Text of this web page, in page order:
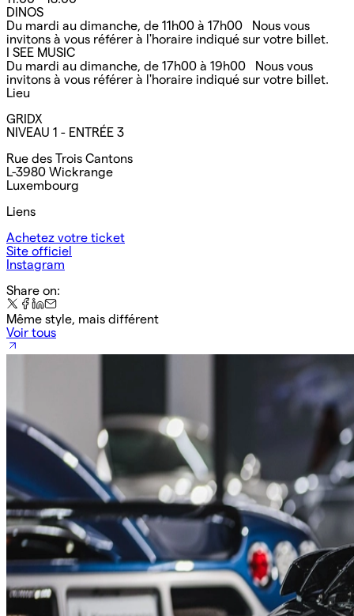
DINOS
Du mardi au dimanche, de 11h00 à 17h00 Nous vous
invitons à vous référer à l'horaire indiqué sur votre billet.
I SEE MUSIC
Du mardi au dimanche, de 17h00 à 19h00 Nous vous
invitons à vous référer à l'horaire indiqué sur votre billet.
Lieu
GRIDX
NIVEAU 1 - ENTRÉE 3
Rue des Trois Cantons
L-3980 Wickrange
Luxembourg
Liens
Achetez votre ticket
Site officiel
Instagram
Share on:
Même style, mais différent
Voir tous